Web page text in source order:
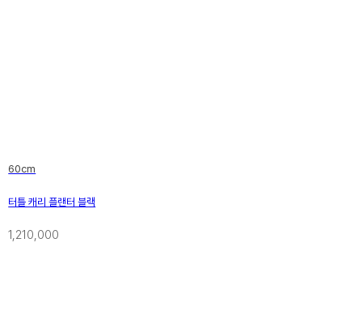
60cm
터틀 캐리 플랜터 블랙
1,210,000